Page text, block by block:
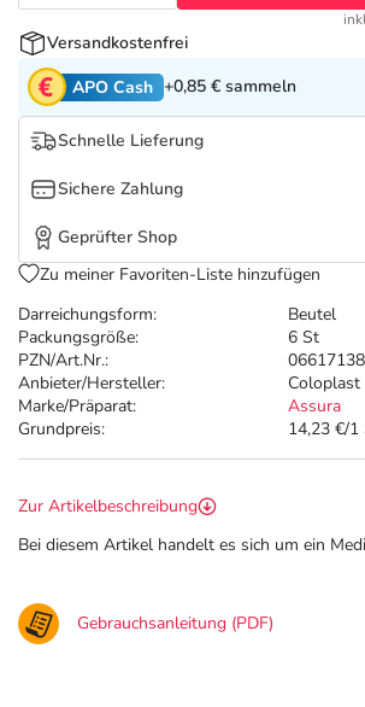
Tierapotheke
Vitamine & Mineralstoffe
Salus Deals
Darreichungsform:
Beutel
Packungsgröße:
6 St
PZN/Art.Nr.:
06617138
Anbieter/Hersteller:
Coloplast
Marke/Präparat:
Assura
Grundpreis:
14,23 €/1
Versandkostenfrei
APO Cash +0,85 € sammeln
Schnelle Lieferung
Sichere Zahlung
Geprüfter Shop
Zu meiner Favoriten-Liste hinzufügen
Zur Artikelbeschreibung
Bei diesem Artikel handelt es sich um ein
Gebrauchsanleitung (PDF)